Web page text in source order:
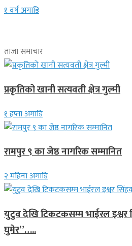
१ वर्ष अगाडि
ताजा समाचार
प्रकृतिको खानी सत्यवती क्षेत्र गुल्मी
१ हप्ता अगाडि
रामपुर ९ का जेष्ठ नागरिक सम्मानित
२ महिना अगाडि
युटुव देखि टिकटकसम्म भाईरल इश्वर
घुमेर”…..